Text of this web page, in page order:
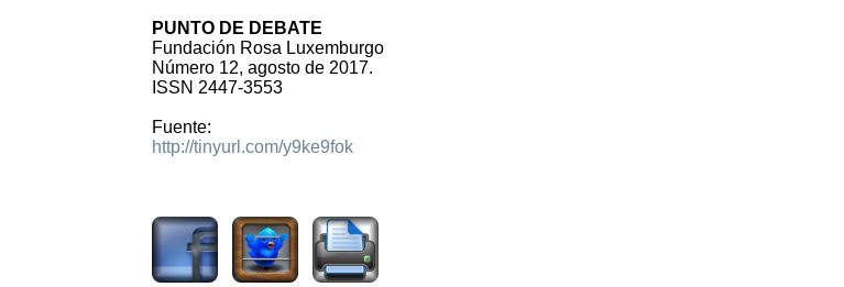
PUNTO DE DEBATE
Fundación Rosa Luxemburgo
Número 12, agosto de 2017.
ISSN 2447-3553
Fuente:
http://tinyurl.com/y9ke9fok